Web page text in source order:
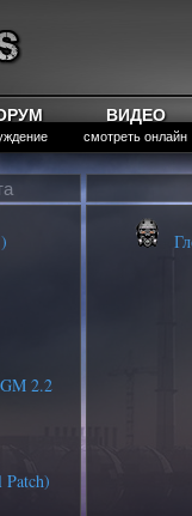
ВИДЕО
смотреть онлайн
2.2